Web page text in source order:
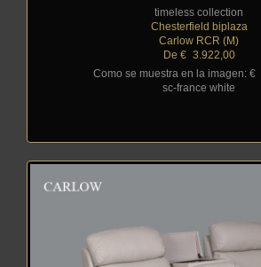
timeless collection
Chesterfield biplaza
Carlow RCR (M)
De €_ 3.922,00
Como se muestra en la imagen: €
sc-france white